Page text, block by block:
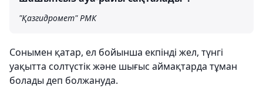
"Қазгидромет" РМК
Сонымен қатар, ел бойынша екпінді жел, түнгі
уақытта солтүстік және шығыс аймақтарда тұман
болады деп болжануда.